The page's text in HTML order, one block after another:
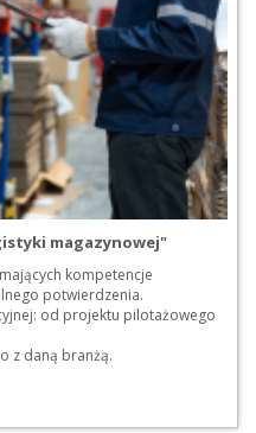
magazynowej"
kompetencje
potwierdzenia.
od projektu pilotażowego
z daną branżą.